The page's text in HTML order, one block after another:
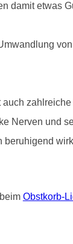
damit etwas
Nerven und
beruhigend
Obstkorb-